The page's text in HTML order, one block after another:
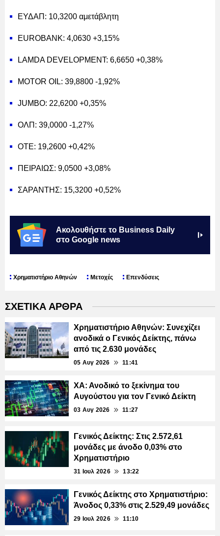
ΕΥΔΑΠ: 10,3200 αμετάβλητη
EUROBANK: 4,0630 +3,15%
LAMDA DEVELOPMENT: 6,6650 +0,38%
MOTOR OIL: 39,8800 -1,92%
JUMBO: 22,6200 +0,35%
ΟΛΠ: 39,0000 -1,27%
ΟΤΕ: 19,2600 +0,42%
ΠΕΙΡΑΙΩΣ: 9,0500 +3,08%
ΣΑΡΑΝΤΗΣ: 15,3200 +0,52%
Ακολουθήστε το Business Daily
στο Google news
Χρηματιστήριο Αθηνών Μετοχές Επενδύσεις
ΣΧΕΤΙΚΑ ΑΡΘΡΑ
Χρηματιστήριο Αθηνών: Συνεχίζει
ανοδικά ο Γενικός Δείκτης, πάνω
από τις 2.630 μονάδες
05 Αυγ 2026 11:41
ΧΑ: Ανοδικό το ξεκίνημα του
Αυγούστου για τον Γενικό Δείκτη
03 Αυγ 2026 11:27
Γενικός Δείκτης: Στις 2.572,61
μονάδες με άνοδο 0,03% στο
Χρηματιστήριο
31 Ιουλ 2026 13:22
Γενικός Δείκτης στο Χρηματιστήριο:
Άνοδος 0,33% στις 2.529,49 μονάδες
29 Ιουλ 2026 11:10